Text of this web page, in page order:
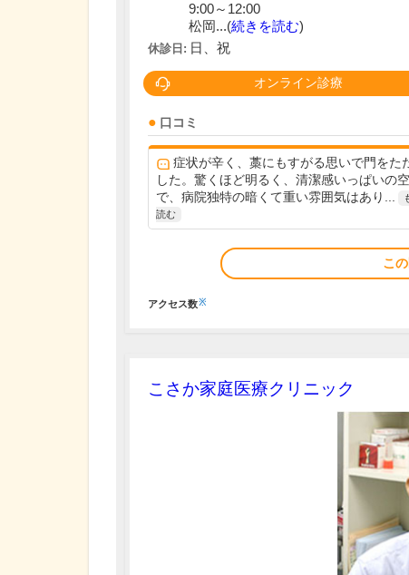
9:00～12:00
松岡...(続きを読む)
休診日: 日、祝
オンライン診療
口コミ
症状が辛く、藁にもすがる思いで門をた
した。驚くほど明るく、清潔感いっぱいの
で、病院独特の暗くて重い雰囲気はあり...
読む
こ
アクセス数※
こさか家庭医療クリニック